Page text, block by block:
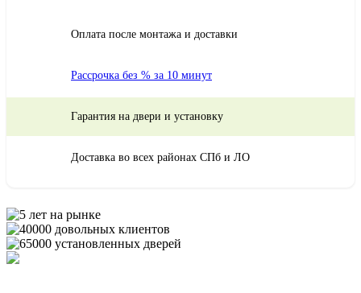
Оплата после монтажа и доставки
Рассрочка без % за 10 минут
Гарантия на двери и установку
Доставка во всех районах СПб и ЛО